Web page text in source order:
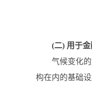
(二) 用于
气候变化
构在内的基础